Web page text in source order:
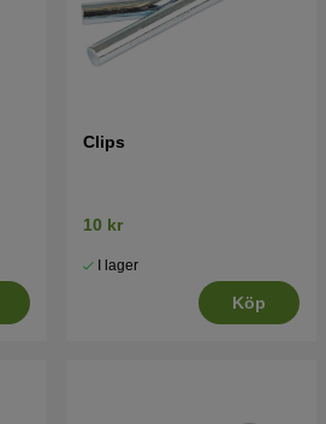
Clips
10 kr
I lager
Köp